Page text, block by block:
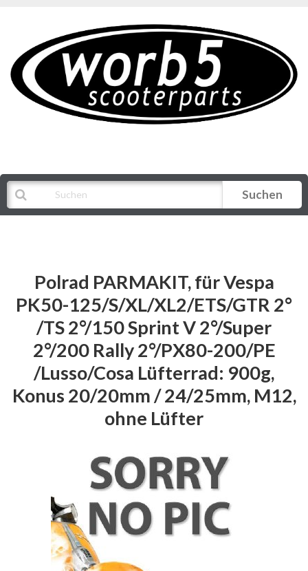
Suchen
Polrad PARMAKIT, für Vespa
PK50-125/S/XL/XL2/ETS/GTR 2°
/TS 2°/150 Sprint V 2°/Super
2°/200 Rally 2°/PX80-200/PE
/Lusso/Cosa Lüfterrad: 900g,
Konus 20/20mm / 24/25mm, M12,
ohne Lüfter